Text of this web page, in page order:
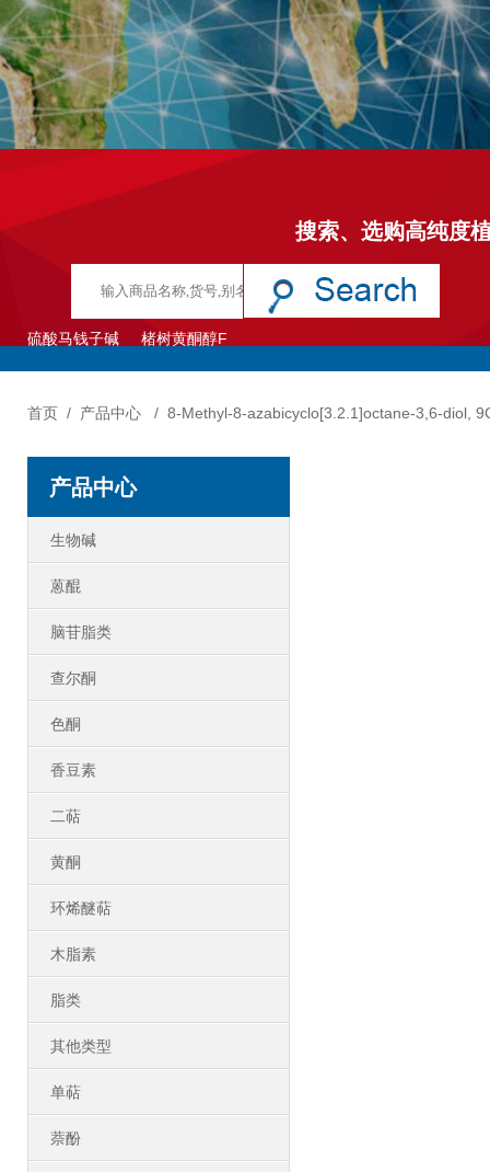
搜索、选购高纯度
硫酸马钱子碱 楮树黄酮醇F
首页/ 产品中心/ 8-Methyl-8-azabicyclo[3.2.1]octane-3,6-diol,
产品中心
生物碱
蒽醌
脑苷脂类
查尔酮
色酮
香豆素
二萜
黄酮
环烯醚萜
木脂素
脂类
其他类型
单萜
萘酚